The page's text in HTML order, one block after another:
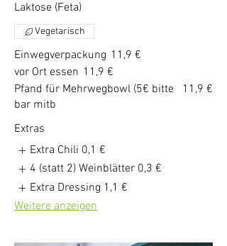
Laktose (Feta)
Einwegverpackung 11,9 €
vor Ort essen 11,9 €
Pfand für Mehrwegbowl (5€ bitte
bar mitb
11,9 €
Vegetarisch
Extras
Extra Chili 0,1 €
4 (statt 2) Weinblätter 0,3 €
Extra Dressing 1,1 €
Weitere anzeigen